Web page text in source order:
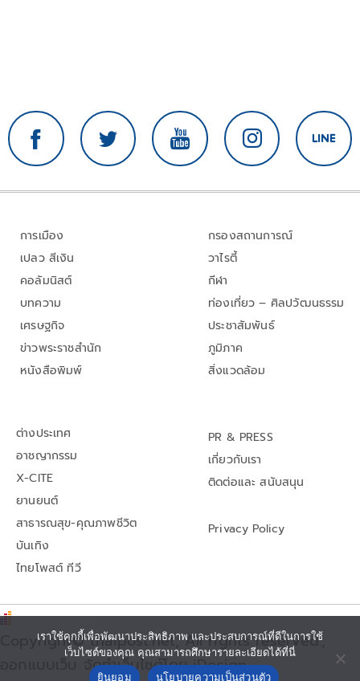
การเมือง
เปลว สีเงิน
คอลัมนิสต์
บทความ
เศรษฐกิจ
ข่าวพระราชสำนัก
หนังสือพิมพ์
กรองสถานการณ์
วาไรตี้
กีฬา
ท่องเที่ยว – ศิลปวัฒนธรรม
ประชาสัมพันธ์
ภูมิภาค
สิ่งแวดล้อม
ต่างประเทศ
อาชญากรรม
X-CITE
ยานยนต์
สาธารณสุข-คุณภาพชีวิต
บันเทิง
ไทยโพสต์ ทีวี
PR & PRESS
เกี่ยวกับเรา
ติดต่อและ สนับสนุน
Privacy Policy
Copyright© thaipost.net, All rights reserved.,
ออกแบบเว็บ จัดทำเว็บไซต์โดย iDesign
เราใช้คุกกี้เพื่อพัฒนาประสิทธิภาพ และประสบการณ์ที่ดีในการใช้
เว็บไซต์ของคุณ คุณสามารถศึกษารายละเอียดได้ที่นี่
ยินยอม
นโยบายความเป็นส่วนตัว